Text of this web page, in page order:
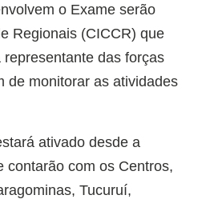
o Exame serão
Regionais (CICCR) que
das forças
de monitorar as atividades
ativado desde a
contarão com os Centros,
Tucuruí,